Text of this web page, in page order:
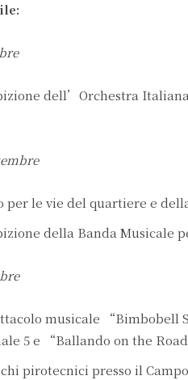
dell’Orchestra
per le vie del quartiere e
della Banda Musicale
musicale
5 e “Ballando on the
pirotecnici presso il